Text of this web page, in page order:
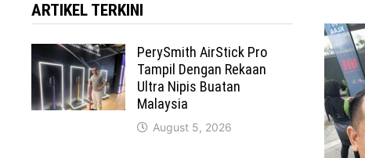
ARTIKEL TERKINI
PerySmith AirStick Pro
Tampil Dengan Rekaan
Ultra Nipis Buatan
Malaysia
August 5, 2026